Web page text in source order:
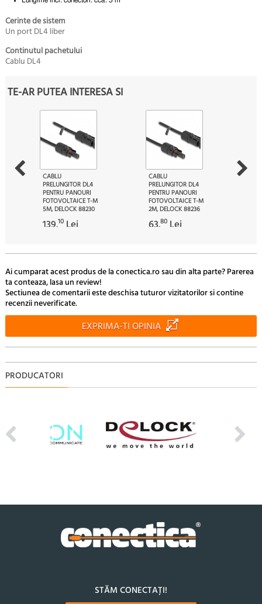
Cerinte de sistem
Un port DL4 liber
Continutul pachetului
Cablu DL4
TE-AR PUTEA INTERESA SI
CABLU
PRELUNGITOR DL4
PENTRU PANOURI
FOTOVOLTAICE T-M
5M, DELOCK 88230
139.10 Lei
CABLU
PRELUNGITOR DL4
PENTRU PANOURI
FOTOVOLTAICE T-M
2M, DELOCK 88236
63.80 Lei
Ai cumparat acest produs de la conectica.ro sau din alta parte? Parerea
ta conteaza, lasa un review!
Sectiunea de comentarii este deschisa tuturor vizitatorilor si contine
recenzii neverificate.
EXPRIMA-TI OPINIA
PRODUCATORI
STĂM CONECTAȚI!